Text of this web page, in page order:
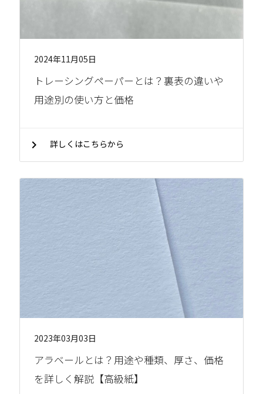
2024年11月05日
トレーシングペーパーとは？裏表の違いや
用途別の使い方と価格
詳しくはこちらから
chevron_right
2023年03月03日
アラベールとは？用途や種類、厚さ、価格
を詳しく解説【高級紙】